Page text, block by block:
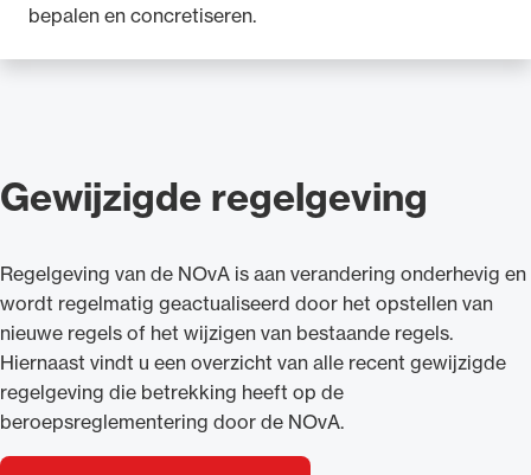
bepalen en concretiseren.
Gewijzigde regelgeving
Regelgeving van de NOvA is aan verandering onderhevig en
wordt regelmatig geactualiseerd door het opstellen van
nieuwe regels of het wijzigen van bestaande regels.
Hiernaast vindt u een overzicht van alle recent gewijzigde
regelgeving die betrekking heeft op de
beroepsreglementering door de NOvA.